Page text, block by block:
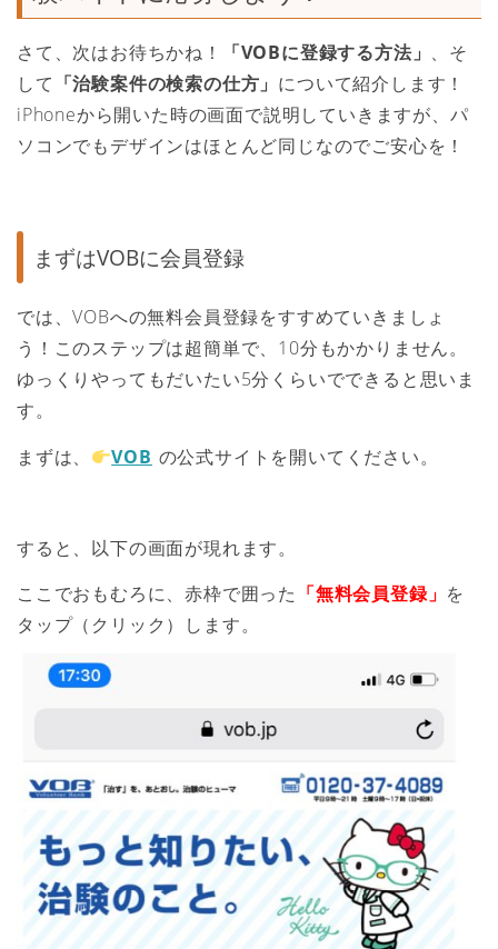
さて、次はお待ちかね！ 「VOBに登録する方法」 、そ
して 「治験案件の検索の仕方」 について紹介します！
iPhoneから開いた時の画面で説明していきますが、パ
ソコンでもデザインはほとんど同じなのでご安心を！
まずはVOBに会員登録
では、VOBへの無料会員登録をすすめていきましょ
う！このステップは超簡単で、10分もかかりません。
ゆっくりやってもだいたい5分くらいでできると思いま
す。
まずは、
VOB の公式サイトを開いてください。
すると、以下の画面が現れます。
ここでおもむろに、赤枠で囲った 「無料会員登録」 を
タップ（クリック）します。